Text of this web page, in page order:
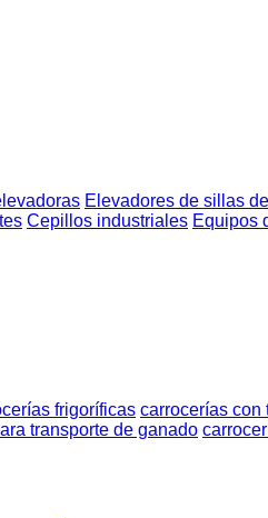
Elevadores de sillas
Cepillos industriales Equipos
frigoríficas carrocerías con
transporte de ganado